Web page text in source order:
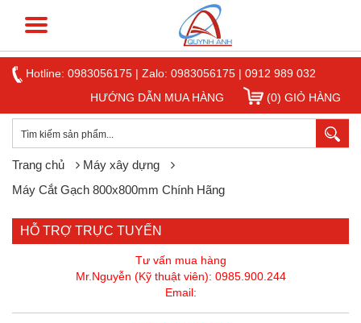
Hotline: 0983056175 | Zalo: 0983056175 | 0912 989 032
HƯỚNG DẪN MUA HÀNG
(0) GIỎ HÀNG
Trang chủ
Máy xây dựng
Máy Cắt Gạch 800x800mm Chính Hãng
HỖ TRỢ TRỰC TUYẾN
Tư vấn mua hàng
Mr.Nguyễn (Kỹ thuật viên): 0985.900.244
Email: